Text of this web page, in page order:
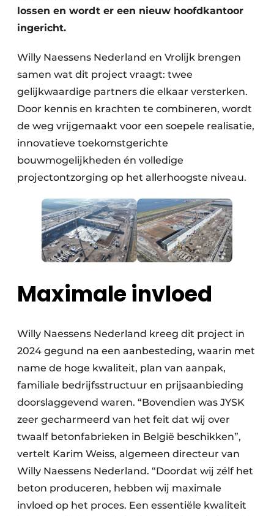
lossen en wordt er een nieuw hoofdkantoor
ingericht.
Willy Naessens Nederland en Vrolijk brengen
samen wat dit project vraagt: twee
gelijkwaardige partners die elkaar versterken.
Door kennis en krachten te combineren, wordt
de weg vrijgemaakt voor een soepele realisatie,
innovatieve toekomstgerichte
bouwmogelijkheden én volledige
projectontzorging op het allerhoogste niveau.
Maximale invloed
Willy Naessens Nederland kreeg dit project in
2024 gegund na een aanbesteding, waarin met
name de hoge kwaliteit, plan van aanpak,
familiale bedrijfsstructuur en prijsaanbieding
doorslaggevend waren. “Bovendien was JYSK
zeer gecharmeerd van het feit dat wij over
twaalf betonfabrieken in België beschikken”,
vertelt Karim Weiss, algemeen directeur van
Willy Naessens Nederland. “Doordat wij zélf het
beton produceren, hebben wij maximale
invloed op het proces. Een essentiële kwaliteit